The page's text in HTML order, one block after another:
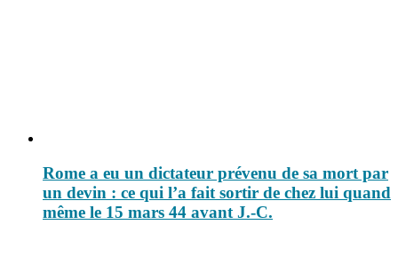
Rome a eu un dictateur prévenu de sa mort par
un devin : ce qui l’a fait sortir de chez lui quand
même le 15 mars 44 avant J.-C.